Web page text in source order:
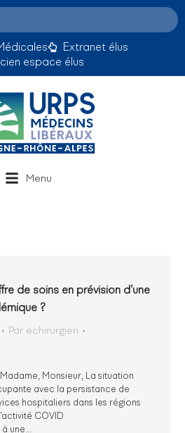
Extranet élus
espace élus
Menu
de soins en prévision d’une
?
Par echirurgien
Monsieur, La situation
avec la persistance de
hospitaliers dans les régions
COVID
à une…